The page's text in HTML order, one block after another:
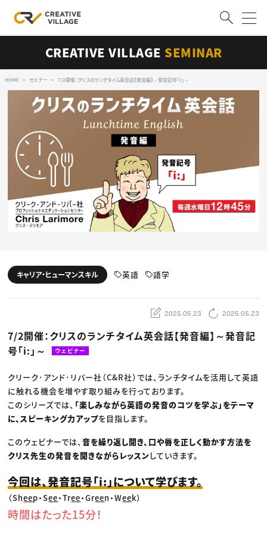
ログイン 会員登録
クリエイター求人を探す
CREATIVE JOB求人検索
特集求人
採用説明会
転職支援サービス
CONTENTS
スキルアップしたい！
動画配信・映像制作
編集・ライティング
ディレクション
TOP Creator’s コラム トップ
Webクリエイター
ゲームクリエイター
クリエイターインタビュー
C＆R Magazine
セミナー
ニュース・トレンド トップ
Web
映像
広告
出版
CREATIVE VILLAGEからのお知らせ
プロフェッショナル×つながる×メディア
CREATIVE VILLAGE SEMINAR
HOME セミナー 7/2開催：クリスのランチタイム英会話【発音編】～発音記号「i:」～
キャリア・ヒューマンスキル 英語 語学
2025.05.23 2025.05.23
7/2開催：クリスのランチタイム英会話【発音編】～発音記
号「i:」～
ウェビナー
クリーク･アンド･リバー社（C&R社）では、ランチタイムを活用して英語
に触れる機会を増やす取り組みを行っております。
このシリーズでは、 「楽しみながら英語の発音のコツを学ぶ」をテーマ
に、スピーキング力アップを目指します。
このウェビナーでは、音を繰り返し聞き、口や唇を正しく動かす方法を
クリス先生の発音を聞きながらレッスンしていきます。
今回は、発音記号「i:」について学びます。
（Sheep・See・Tree・Green・Week）
時間はたった15分！